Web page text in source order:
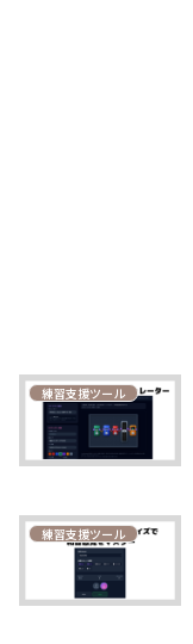
練習支援ツール
練習支援ツール